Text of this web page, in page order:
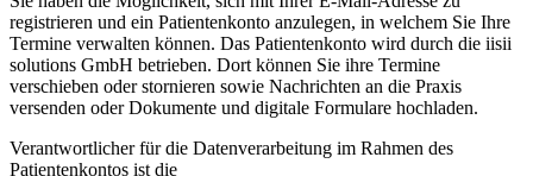
registrieren und ein Patientenkonto anzulegen, in welchem Sie Ihre
Termine verwalten können. Das Patientenkonto wird durch die iisii
solutions GmbH betrieben. Dort können Sie ihre Termine
verschieben oder stornieren sowie Nachrichten an die Praxis
versenden oder Dokumente und digitale Formulare hochladen.
Verantwortlicher für die Datenverarbeitung im Rahmen des
Patientenkontos ist die